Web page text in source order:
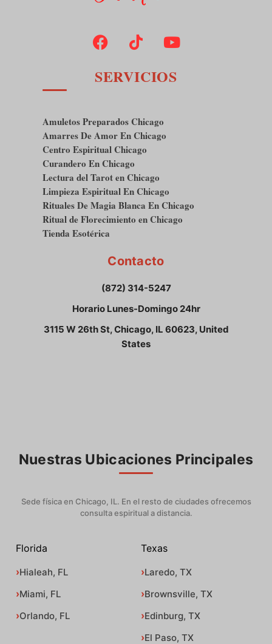
SERVICIOS
Amuletos Preparados Chicago
Amarres De Amor En Chicago
Centro Espiritual Chicago
Curandero En Chicago
Lectura del Tarot en Chicago
Limpieza Espiritual En Chicago
Rituales De Magia Blanca En Chicago
Ritual de Florecimiento en Chicago
Tienda Esotérica
Contacto
(872) 314-5247
Horario Lunes-Domingo 24hr
3115 W 26th St, Chicago, IL 60623, United
States
Nuestras Ubicaciones Principales
Sede física en Chicago, IL. En el resto de ciudades ofrecemos
consulta espiritual a distancia.
Florida
Hialeah, FL
Miami, FL
Orlando, FL
Texas
Laredo, TX
Brownsville, TX
Edinburg, TX
El Paso, TX